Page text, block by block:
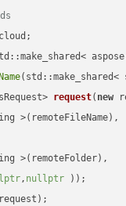
request( new
>(remoteFileName),
>(remoteFolder),
, nullptr ))